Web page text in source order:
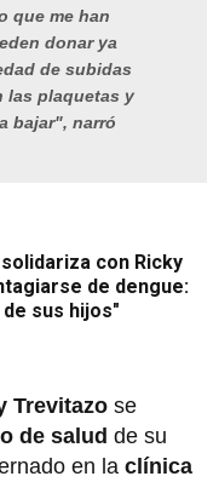
que me han
donar ya
de subidas
las plaquetas y
bajar", narró
con Ricky
de dengue:
sus hijos"
Trevitazo se
de salud de su
en la clínica